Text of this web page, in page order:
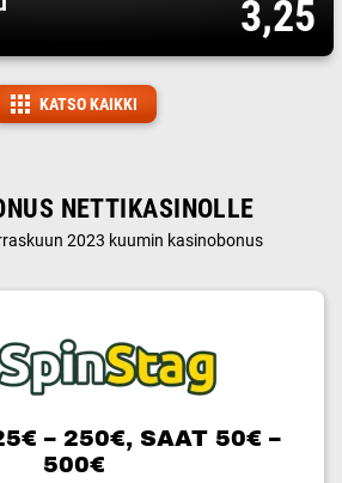
3,25
KATSO KAIKKI
NETTIKASINOLLE
2023 kuumin kasinobonus
– 250€, SAAT 50€ –
500€